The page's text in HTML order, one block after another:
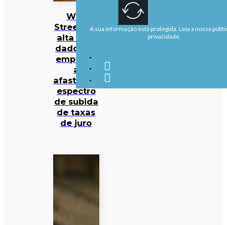
Wall
Street em
alta com
dados de
emprego
a
afastarem
espectro
de subida
de taxas
de juro
A sua informação está protegida. Leia a nossa
privacidade.